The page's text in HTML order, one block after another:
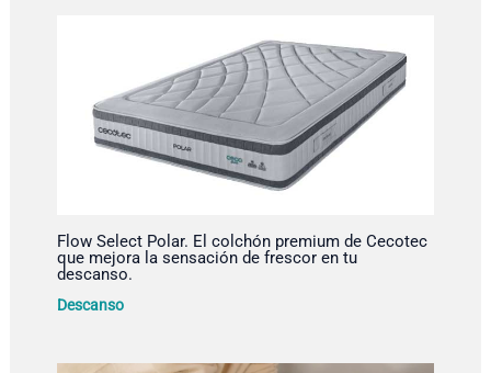
Flow Select Polar. El colchón premium de Cecotec
que mejora la sensación de frescor en tu
descanso.
Descanso